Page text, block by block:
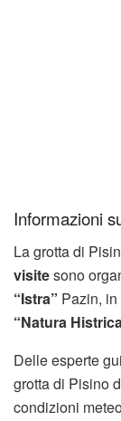
Informazioni
La grotta di
visitesono
“Istra” Pazin,
“Natura
Delle esperte
grotta di Pisino
condizioni